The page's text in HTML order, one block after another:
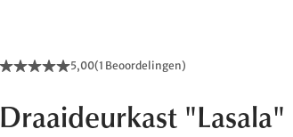
5,00(1 Beoordelingen)
Draaideurkast "Lasala"